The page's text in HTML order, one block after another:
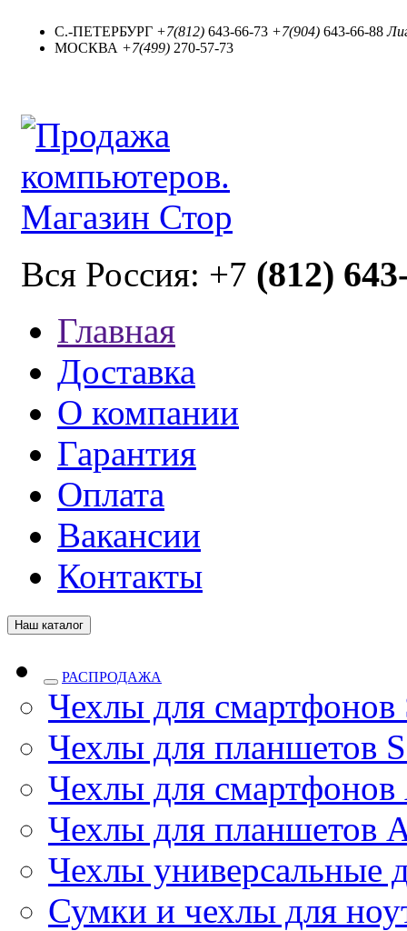
С.-ПЕТЕРБУРГ +7(812) 643-66-73 +7(904) 643-66-88
МОСКВА +7(499) 270-57-73
Вся Россия: +7 (812)
Главная
Доставка
О компании
Гарантия
Оплата
Вакансии
Контакты
Наш каталог
РАСПРОДАЖА
Чехлы для смартфонов
Чехлы для планшетов
Чехлы для
Чехлы для планшетов
Чехлы универсальные
Сумки и чехлы для